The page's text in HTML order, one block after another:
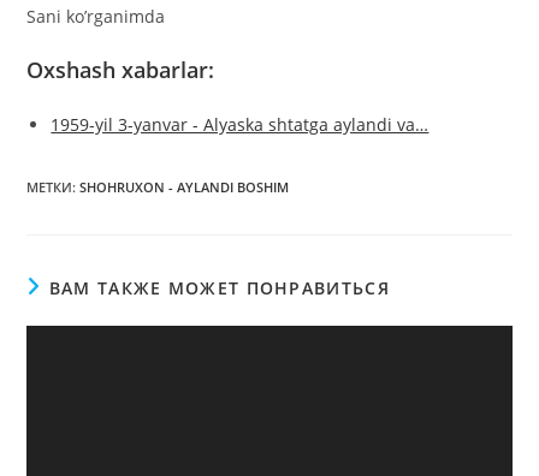
Sani ko’rganimda
Oxshash xabarlar:
1959-yil 3-yanvar - Alyaska shtatga aylandi va…
МЕТКИ:SHOHRUXON - AYLANDI BOSHIM
ВАМ ТАКЖЕ МОЖЕТ ПОНРАВИТЬСЯ